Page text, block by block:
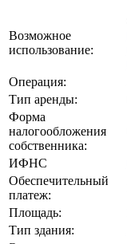
Возможное
использование:
Операция:
Тип аренды:
Форма
налогообложения
собственника:
ИФНС
Обеспечительный
платеж:
Площадь:
Тип здания: